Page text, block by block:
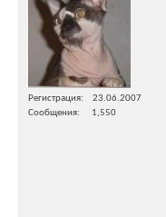
Регистрация
23.06.2007
Сообщения
1,550